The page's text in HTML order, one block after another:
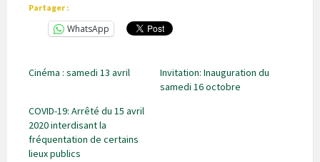
Partager :
WhatsApp
Cinéma : samedi 13 avril
Invitation: Inauguration du
samedi 16 octobre
COVID-19: Arrêté du 15 avril
2020 interdisant la
fréquentation de certains
lieux publics